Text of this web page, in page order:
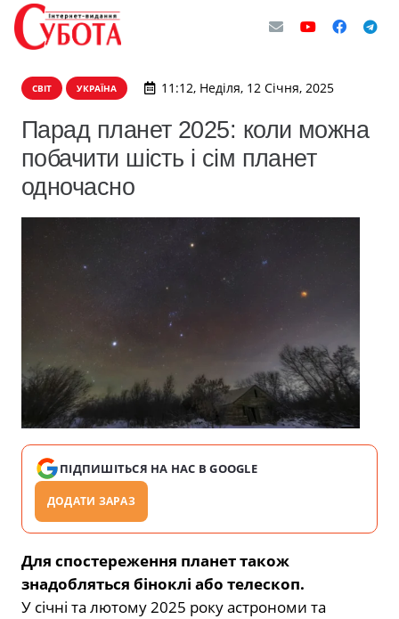
СВІТ УКРАЇНА 11:12, Неділя, 12 Січня, 2025
Парад планет 2025: коли можна
побачити шість і сім планет
одночасно
ПІДПИШІТЬСЯ НА НАС В GOOGLE
ДОДАТИ ЗАРАЗ
Для спостереження планет також
знадобляться біноклі або телескоп.
У січні та лютому 2025 року астрономи та